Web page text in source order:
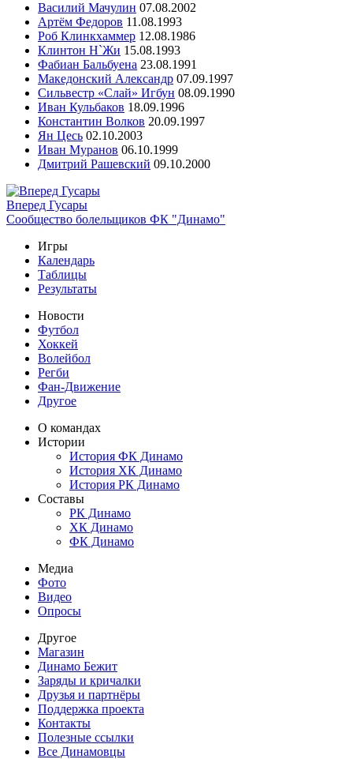
Василий Мачулин 07.08.2002
Артём Федоров 11.08.1993
Роб Клинкхаммер 12.08.1986
Клинтон Н`Жи 15.08.1993
Фабиан Бальбуена 23.08.1991
Македонский Александр 07.09.1997
Сильвестр «Слай» Игбун 08.09.1990
Иван Кульбаков 18.09.1996
Константин Волков 20.09.1997
Ян Цесь 02.10.2003
Иван Муранов 06.10.1999
Дмитрий Рашевский 09.10.2000
Вперед Гусары
Сообщество болельщиков ФК "Динамо"
Игры
Календарь
Таблицы
Результаты
Новости
Футбол
Хоккей
Волейбол
Регби
Фан-Движение
Другое
О командах
Истории
История ФК Динамо
История ХК Динамо
История РК Динамо
Составы
РК Динамо
ХК Динамо
ФК Динамо
Медиа
Фото
Видео
Опросы
Другое
Магазин
Динамо Бежит
Заряды и кричалки
Друзья и партнёры
Поддержка проекта
Контакты
Полезные ссылки
Все Динамовцы